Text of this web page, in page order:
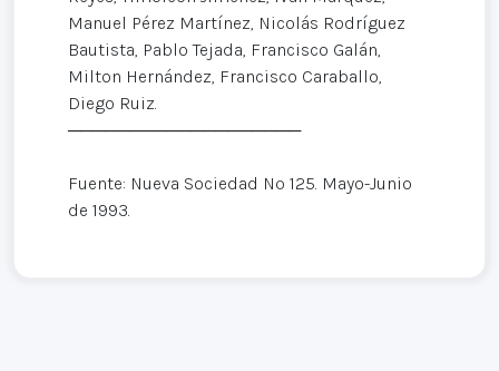
Manuel Pérez Martínez, Nicolás Rodríguez
Bautista, Pablo Tejada, Francisco Galán,
Milton Hernández, Francisco Caraballo,
Diego Ruiz.
───────────────────
Fuente: Nueva Sociedad Nº 125. Mayo-Junio
de 1993.